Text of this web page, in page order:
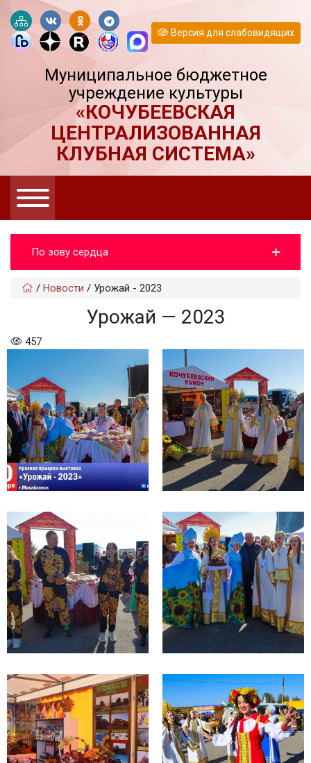
Версия для слабовидящих
Муниципальное бюджетное
учреждение культуры
«КОЧУБЕЕВСКАЯ
ЦЕНТРАЛИЗОВАННАЯ
КЛУБНАЯ СИСТЕМА»
По зову сердца
/ Новости / Урожай - 2023
Урожай — 2023
457